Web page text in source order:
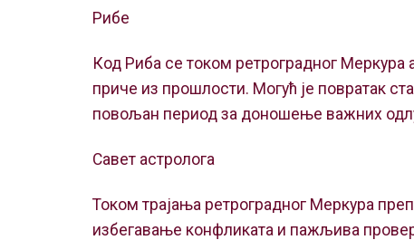
Рибе
Код Риба се током ретроградног
приче из прошлости. Могућ је повратак
повољан период за доношење важних
Савет астролога
Током трајања ретроградног Меркура
избегавање конфликата и пажљива